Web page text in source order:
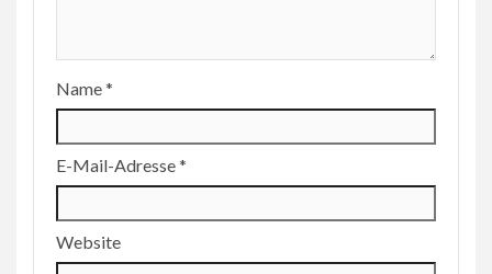
Name*
E-Mail-Adresse*
Website